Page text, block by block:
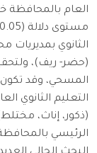
العام بالمحافظة
الثانوي بمديريات
(حضر- ريف)،
المسحي، وقد
التعليم الثانوي
(ذكور، إناث،
الرئيسي